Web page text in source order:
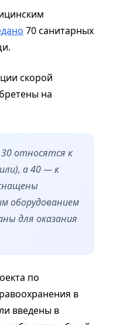
70 санитарных
скорой
на
относятся к
а 40 — к
оборудованием
для оказания
по
в
введены в